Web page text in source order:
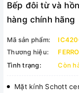
Bếp đôi từ và
hàng chính hãng
Mã sản phẩm:
Thương hiệu:
Tình trạng:
Còn
Mặt kính Schott